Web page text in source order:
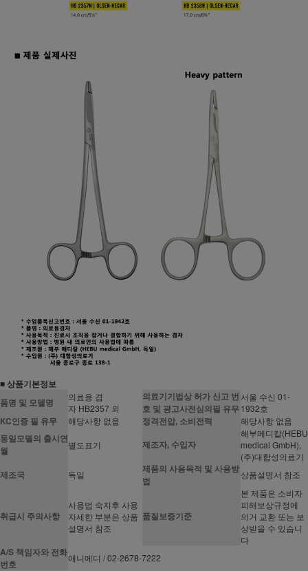
■ 상품기본정보
품명 및 모델명
의료용 겸
자 HB2357 외
의료기기법상 허가 신고 번
호 및 광고사전심의필 유무
서울 수신 01-
1932호
KC인증 필 유무 해당사항 없음 정격전압, 소비전력 해당사항 없음
동일모델의 출시연
월
별도표기 제조자, 수입자
해부메디칼(HEBU
medical GmbH),
(주)대합성의료기
제조국 독일
제품의 사용목적 및 사용방
법
상품설명서 참조
취급시 주의사항
사용법 숙지후 사용
자세한 부분은 상품
설명서 참조
품질보증기준
본 제품은 소비자
피해보상규정에
의거 교환 또는 보
상받을 수 있습니
다
A/S 책임자와 전화
번호
애니메디 / 02-2678-7222